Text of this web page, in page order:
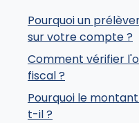
Pourquoi un
sur votre compte ?
Comment vérifier
fiscal ?
Pourquoi le
t-il ?